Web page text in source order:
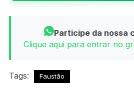
Participe da nossa
Clique aqui para entrar no
Tags: Faustão